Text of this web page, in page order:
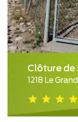
Clôture de
1218 Le